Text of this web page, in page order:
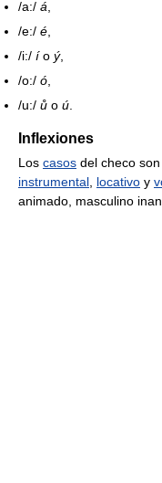
/a:/ á
/e:/ é
/i:/ ío ý,
/o:/ ó
/u:/ ů o ú
Inflexiones
Los casos del checo son
instrumental locativo y
animado, masculino